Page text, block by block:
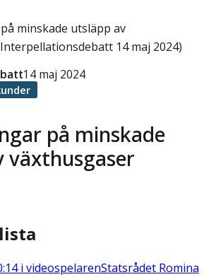
minskade utsläpp av
14 maj 2024)
på minskade
växthusgaser
14 maj 2024
i videospelarenStatsrådet Romina